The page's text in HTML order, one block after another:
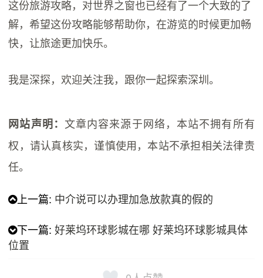
这份旅游攻略，对世界之窗也已经有了一个大致的了
解，希望这份攻略能够帮助你，在游览的时候更加畅
快，让旅途更加快乐。
我是深探，欢迎关注我，跟你一起探索深圳。
网站声明： 文章内容来源于网络，本站不拥有所有
权，请认真核实，谨慎使用，本站不承担相关法律责
任。
上一篇: 中介说可以办理加急放款真的假的
下一篇:好莱坞环球影城在哪 好莱坞环球影城具体
位置